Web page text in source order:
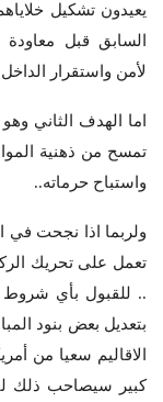
يعيدون تشكيل
السابق قبل معاودة
لأمن واستقرار
اما الهدف الثاني
تمسح من ذهنية
واستباح حرماته..
ولربما اذا نجحت في
تعمل على تحريك
.. للقبول بأي شروط
بتعديل بعض بنود
الاقاليم سعيا من
كبير سيصاحب ذلك